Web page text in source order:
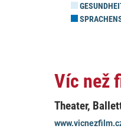
Víc než
Theater,